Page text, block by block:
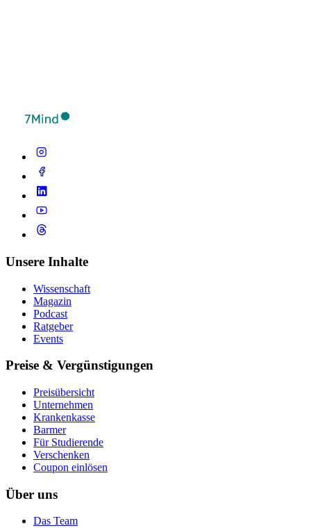
Unsere Inhalte
Wissenschaft
Magazin
Podcast
Ratgeber
Events
Preise & Vergünstigungen
Preisübersicht
Unternehmen
Krankenkasse
Barmer
Für Studierende
Ver­schen­ken
Coupon einlösen
Über uns
Das Team